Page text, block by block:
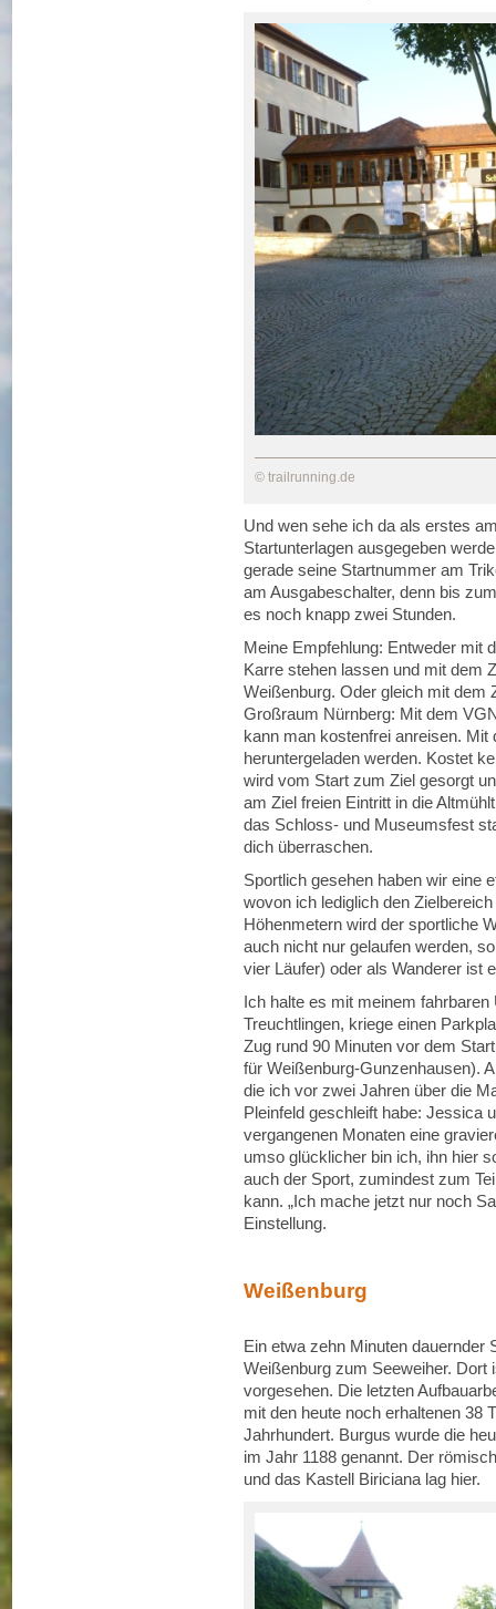
© trailrunning.de
Und wen sehe ich da als erstes
Startunterlagen ausgegeben
gerade seine Startnummer am
am Ausgabeschalter, denn bis
es noch knapp zwei Stunden.
Meine Empfehlung: Entweder mit
Karre stehen lassen und mit dem
Weißenburg. Oder gleich mit dem
Großraum Nürnberg: Mit dem
kann man kostenfrei anreisen.
heruntergeladen werden. Kostet
wird vom Start zum Ziel gesorgt
am Ziel freien Eintritt in die
das Schloss- und Museumsfest
dich überraschen.
Sportlich gesehen haben wir eine
wovon ich lediglich den
Höhenmetern wird der sportliche
auch nicht nur gelaufen werden,
vier Läufer) oder als Wanderer ist
Ich halte es mit meinem
Treuchtlingen, kriege einen
Zug rund 90 Minuten vor dem
für Weißenburg-Gunzenhausen).
die ich vor zwei Jahren über die
Pleinfeld geschleift habe: Jessica
vergangenen Monaten eine
umso glücklicher bin ich, ihn hier
auch der Sport, zumindest zum
kann. „Ich mache jetzt nur noch
Einstellung.
Weißenburg
Ein etwa zehn Minuten dauernder
Weißenburg zum Seeweiher. Dort
vorgesehen. Die letzten
mit den heute noch erhaltenen 38
Jahrhundert. Burgus wurde die
im Jahr 1188 genannt. Der
und das Kastell Biriciana lag hier.